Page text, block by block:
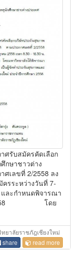
ศรับสมัครคัดเลือก
กษาชาวต่าง
ศเลขที่ 2/2558 ลง
รระหว่างวันที่ 7-
และกำหนดพิจารณา
คม 2558 โดย
ยาลัยราชภัฎเชียงใหม่
share
read more